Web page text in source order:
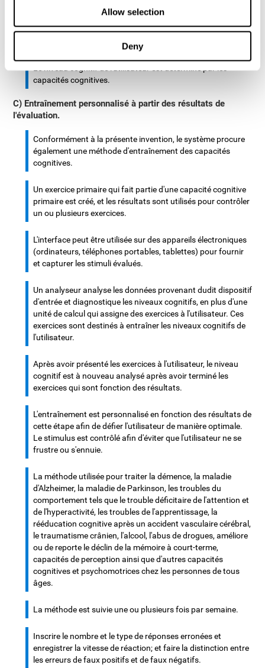
Allow selection
Deny
unité de calcul qui assigne les exercices à l'utilisateur. Ces
exercices sont destinés à entraîner les niveaux cognitifs de
capacités cognitives.
C) Entraînement personnalisé à partir des résultats de
l'évaluation.
Conformément à la présente invention, le système procure
également une méthode d'entraînement des capacités
cognitives.
Un exercice primaire qui fait partie d'une capacité cognitive
primaire est créé, et les résultats sont utilisés pour contrôler
un ou plusieurs exercices.
L'interface peut être utilisée sur des appareils électroniques
(ordinateurs, téléphones portables, tablettes) pour fournir
et capturer les stimuli évalués.
Un analyseur analyse les données provenant dudit dispositif
d'entrée et diagnostique les niveaux cognitifs, en plus d'une
unité de calcul qui assigne des exercices à l'utilisateur. Ces
exercices sont destinés à entraîner les niveaux cognitifs de
l'utilisateur.
Après avoir présenté les exercices à l'utilisateur, le niveau
cognitif est à nouveau analysé après avoir terminé les
exercices qui sont fonction des résultats.
L'entraînement est personnalisé en fonction des résultats de
cette étape afin de défier l'utilisateur de manière optimale.
Le stimulus est contrôlé afin d'éviter que l'utilisateur ne se
frustre ou s'ennuie.
La méthode utilisée pour traiter la démence, la maladie
d'Alzheimer, la maladie de Parkinson, les troubles du
comportement tels que le trouble déficitaire de l'attention et
de l'hyperactivité, les troubles de l'apprentissage, la
rééducation cognitive après un accident vasculaire cérébral,
le traumatisme crânien, l'alcool, l'abus de drogues, améliore
ou de reporte le déclin de la mémoire à court-terme,
capacités de perception ainsi que d'autres capacités
cognitives et psychomotrices chez les personnes de tous
âges.
La méthode est suivie une ou plusieurs fois par semaine.
Inscrire le nombre et le type de réponses erronées et
enregistrer la vitesse de réaction; et faire la distinction entre
les erreurs de faux positifs et de faux négatifs.